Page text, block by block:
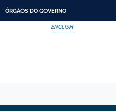
ÓRGÃOS DO GOVERNO
ENGLISH